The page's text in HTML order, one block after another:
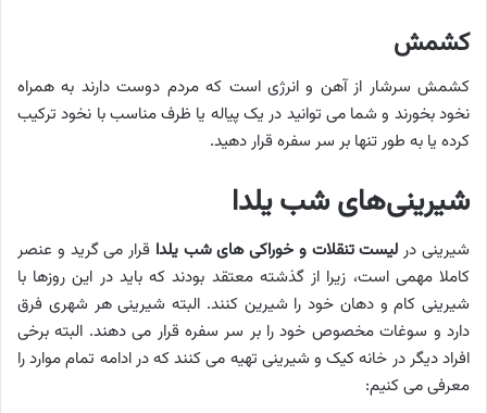
کشمش
کشمش سرشار از آهن و انرژی است که مردم دوست دارند به همراه
نخود بخورند و شما می توانید در یک پیاله یا ظرف مناسب با نخود ترکیب
کرده یا به طور تنها بر سر سفره قرار دهید.
شیرینی‌های شب یلدا
شیرینی در لیست تنقلات و خوراکی‌ های شب یلدا قرار می گرید و عنصر
کاملا مهمی است، زیرا از گذشته معتقد بودند که باید در این روزها با
شیرینی کام و دهان خود را شیرین کنند. البته شیرینی هر شهری فرق
دارد و سوغات مخصوص خود را بر سر سفره قرار می دهند. البته برخی
افراد دیگر در خانه کیک و شیرینی تهیه می کنند که در ادامه تمام موارد را
معرفی می کنیم: